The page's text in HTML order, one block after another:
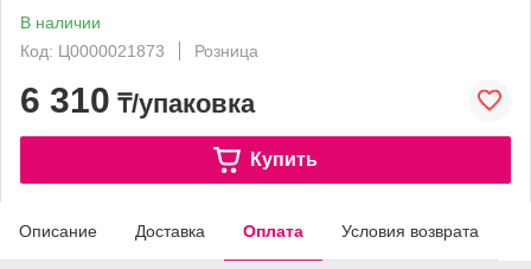
В наличии
Код: Ц0000021873
Розница
6 310 ₸/упаковка
Купить
Описание Доставка Оплата Условия возврата